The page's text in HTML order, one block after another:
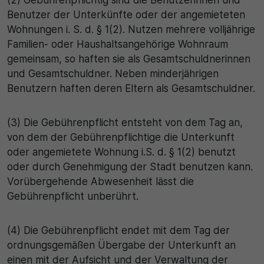
Benutzer der Unterkünfte oder der angemieteten
Wohnungen i. S. d. § 1(2). Nutzen mehrere volljährige
Familien- oder Haushaltsangehörige Wohnraum
gemeinsam, so haften sie als Gesamtschuldnerinnen
und Gesamtschuldner. Neben minderjährigen
Benutzern haften deren Eltern als Gesamtschuldner.
(3) Die Gebührenpflicht entsteht von dem Tag an,
von dem der Gebührenpflichtige die Unterkunft
oder angemietete Wohnung i.S. d. § 1(2) benutzt
oder durch Genehmigung der Stadt benutzen kann.
Vorübergehende Abwesenheit lässt die
Gebührenpflicht unberührt.
(4) Die Gebührenpflicht endet mit dem Tag der
ordnungsgemäßen Übergabe der Unterkunft an
einen mit der Aufsicht und der Verwaltung der